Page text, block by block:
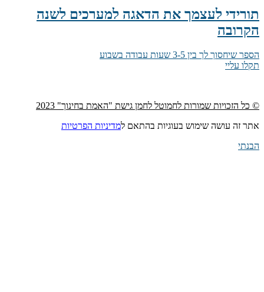
תורידי לעצמך את הדאגה למערכים לשנה
הקרובה
הספר שיחסוך לך בין 3-5 שעות עבודה בשבוע
תקלו עליי
© כל הזכויות שמורות לחמוטל לחמן גישת "האמת בחינוך" 2023
אתר זה עושה שימוש בעוגיות בהתאם למדיניות הפרטיות
הבנתי